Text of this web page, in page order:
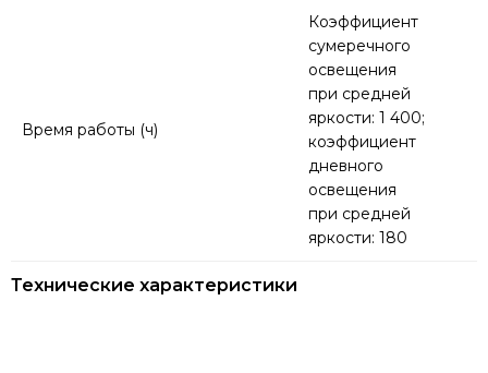
Технические характеристики
Время работы (ч)
Коэффициент
сумеречного
освещения
при средней
яркости: 1 400;
коэффициент
дневного
освещения
при средней
яркости: 180